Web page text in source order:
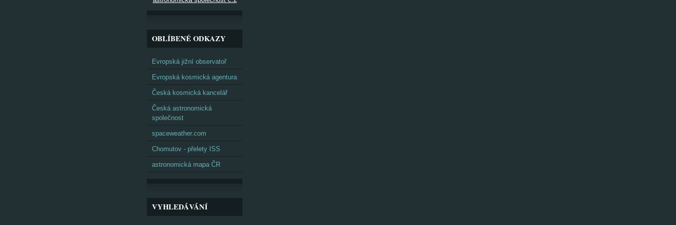
OBLÍBENÉ ODKAZY
Evropská jižní observatoř
Evropská kosmická agentura
Česká kosmická kancelář
Česká astronomická
společnost
spaceweather.com
Chomutov - přelety ISS
astronomická mapa ČR
VYHLEDÁVÁNÍ